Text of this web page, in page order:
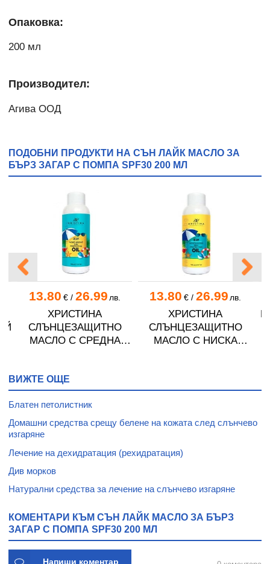
Опаковка:
200 мл
Производител:
Агива ООД
ПОДОБНИ ПРОДУКТИ НА СЪН ЛАЙК МАСЛО ЗА
БЪРЗ ЗАГАР С ПОМПА SPF30 200 МЛ
13.80 €/ 26.99 лв.
ХРИСТИНА
СЛЪНЦЕЗАЩИТНО
МАСЛО С СРЕДНА
13.80 €/ 26.99 лв.
ХРИСТИНА
СЛЪНЦЕЗАЩИТНО
МАСЛО С НИСКА
ВИЖТЕ ОЩЕ
Блатен петолистник
Домашни средства срещу белене на кожата след слънчево
изгаряне
Лечение на дехидратация (рехидратация)
Див морков
Натурални средства за лечение на слънчево изгаряне
КОМЕНТАРИ КЪМ СЪН ЛАЙК МАСЛО ЗА БЪРЗ
ЗАГАР С ПОМПА SPF30 200 МЛ
Напиши коментар